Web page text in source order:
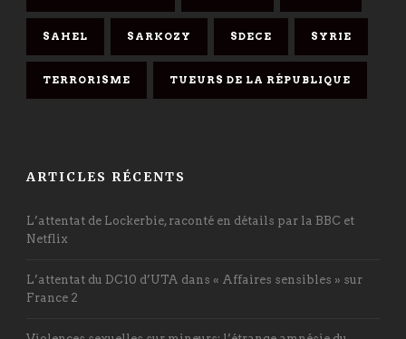
SAHEL SARKOZY SDECE SYRIE
TERRORISME TUEURS DE LA RÉPUBLIQUE
ARTICLES RÉCENTS
L’attentat de Lockerbie, raconté en détails par la BBC et
Netflix
L’attentat du DC10 d’UTA dans « Affaires sensibles » sur
France 2